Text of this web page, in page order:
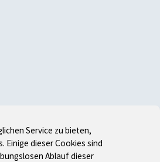
Service zu bieten,
Einige dieser Cookies sind
Ablauf dieser